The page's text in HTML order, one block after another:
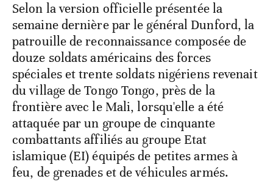
Selon la version officielle présentée la
semaine dernière par le général Dunford, la
patrouille de reconnaissance composée de
douze soldats américains des forces
spéciales et trente soldats nigériens revenait
du village de Tongo Tongo, près de la
frontière avec le Mali, lorsqu'elle a été
attaquée par un groupe de cinquante
combattants affiliés au groupe Etat
islamique (EI) équipés de petites armes à
feu, de grenades et de véhicules armés.